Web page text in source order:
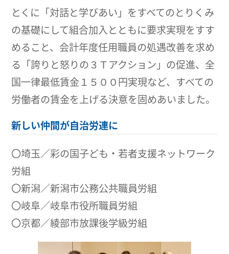
とくに「対話と学びあい」をすべてのとりくみ
の基礎にして組合加入とともに要求実現をすす
めること、会計年度任用職員の処遇改善を求め
る「誇りと怒りの３Ｔアクション」の促進、全
国一律最低賃金１５００円実現など、すべての
労働者の賃金を上げる決意を固めあいました。
新しい仲間が自治労連に
〇埼玉／彩の国子ども・若者支援ネットワーク
労組
〇新潟／新潟市公務公共職員労組
〇岐阜／岐阜市役所職員労組
〇京都／綾部市放課後学級労組